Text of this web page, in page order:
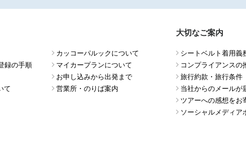
録の手順
て
カッコーパルックについて
マイカープランについて
お申し込みから出発まで
営業所・のりば案内
大切なご案内
シートベルト着用義
コンプライアンスの
旅行約款・旅行条件
当社からのメールが
ツアーへの感想をお
ソーシャルメディア